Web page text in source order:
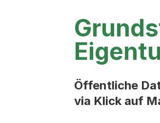
Öffentliche
via Klick auf